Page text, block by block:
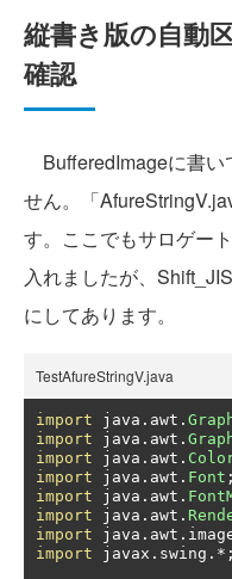
縦書き版の自動
確認
BufferedImageに書い
せん。「
す。ここでもサロゲー
入れましたが、
にしてあります。
TestAfureStringV.java
import java . awt .
import java . awt .
import java . awt .
import java . awt . Font ;
import java . awt .
import java . awt .
import java . awt .
import javax . swing .*;